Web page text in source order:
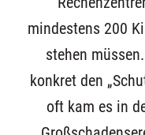
mindestens 200
stehen
konkret den
oft kam es in